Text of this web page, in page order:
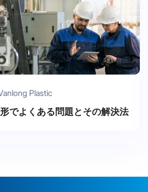
Plastic
でよくある問題とその解決法